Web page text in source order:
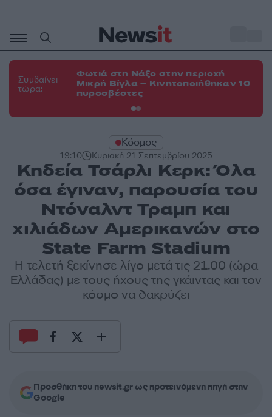
περιεχόμενο
Συμβαίνει
τώρα:
Φωτιά στη Νάξο στην περιοχή
Μικρή Βίγλα – Κινητοποιήθηκαν 10
πυροσβέστες
Κόσμος
19:10 Κυριακή 21 Σεπτεμβρίου 2025
Κηδεία Τσάρλι Κερκ: Όλα
όσα έγιναν, παρουσία του
Ντόναλντ Τραμπ και
χιλιάδων Αμερικανών στο
State Farm Stadium
Η τελετή ξεκίνησε λίγο μετά τις 21.00 (ώρα
Ελλάδας) με τους ήχους της γκάιντας και τον
κόσμο να δακρύζει
Προσθήκη του newsit.gr ως προτεινόμενη πηγή στην
Google